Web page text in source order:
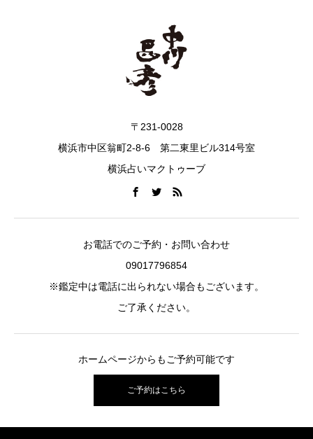
〒231-0028
横浜市中区翁町2-8-6 第二東里ビル314号室
横浜占いマクトゥーブ
お電話でのご予約・お問い合わせ
09017796854
※鑑定中は電話に出られない場合もございます。
ご了承ください。
ホームページからもご予約可能です
ご予約はこちら